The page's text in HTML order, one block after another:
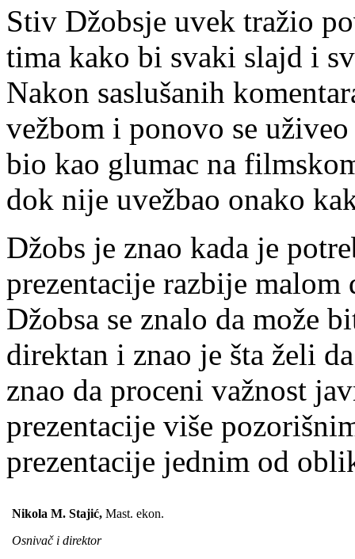
Stiv Džobsje uvek tražio
tima kako bi svaki slajd i
Nakon saslušanih
vežbom i ponovo se
bio kao glumac na
dok nije uvežbao onako
Džobs je znao kada je
prezentacije razbije
Džobsa se znalo da može
direktan i znao je šta želi
znao da proceni važnost
prezentacije više
prezentacije jednim od
Nikola M. Stajić, Mast. ekon.
Osnivač i direktor